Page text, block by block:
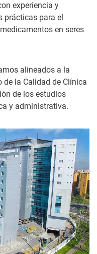
experiencia y
prácticas para el
en seres
alineados a la
la Calidad de Clínica
de los estudios
y administrativa.